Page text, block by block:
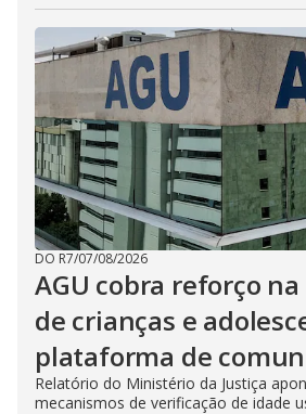
DO R7/07/08/2026
AGU cobra reforço
de crianças e
plataforma de
Relatório do Ministério da Justiça
mecanismos de verificação de idade